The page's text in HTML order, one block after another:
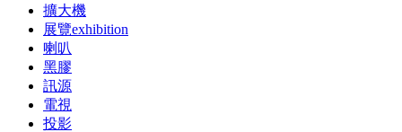
擴大機
展覽exhibition
喇叭
黑膠
訊源
電視
投影